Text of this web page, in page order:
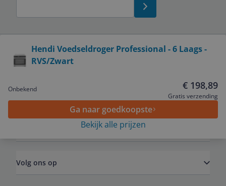
Hendi Voedseldroger Professional - 6 Laags -
RVS/Zwart
Onbekend € 198,89
Gratis verzending
Ga naar goedkoopste
Bekijk alle prijzen
Service
Volg ons op